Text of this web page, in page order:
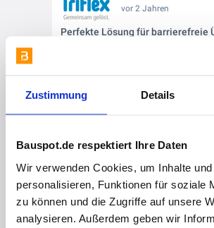
Zustimmung Details
Bauspot.de respektiert Ihre Daten
Wir verwenden Cookies, um Inhalte
personalisieren, Funktionen für soziale
zu können und die Zugriffe auf unsere
analysieren. Außerdem geben wir
vor 2 Jahren